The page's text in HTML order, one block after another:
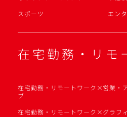
スポーツ
エン
在宅勤務・リモ
在宅勤務・リモートワーク×営業・
ブ
在宅勤務・リモートワーク×グラフ